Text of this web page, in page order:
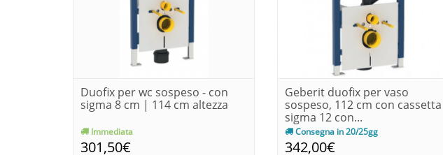
Duofix per wc sospeso - con
sigma 8 cm | 114 cm altezza
Immediata
301,50€
Geberit duofix per vaso
sospeso, 112 cm con cassetta
sigma 12 con...
Consegna in 20/25gg
342,00€